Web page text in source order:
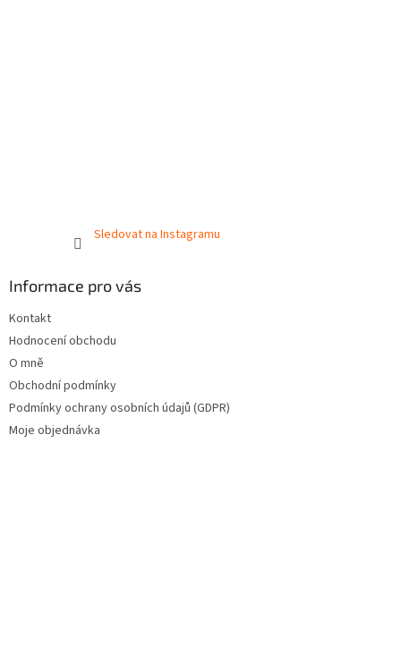
Sledovat na Instagramu
Informace pro vás
Kontakt
Hodnocení obchodu
O mně
Obchodní podmínky
Podmínky ochrany osobních údajů (GDPR)
Moje objednávka